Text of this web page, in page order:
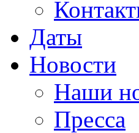
Даты
Новости
Наши
Пресса